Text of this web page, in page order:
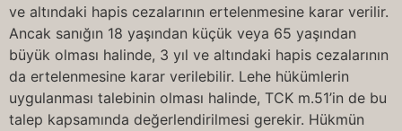
ve altındaki hapis cezalarının ertelenmesine karar verilir.
Ancak sanığın 18 yaşından küçük veya 65 yaşından
büyük olması halinde, 3 yıl ve altındaki hapis cezalarının
da ertelenmesine karar verilebilir. Lehe hükümlerin
uygulanması talebinin olması halinde, TCK m.51’in de bu
talep kapsamında değerlendirilmesi gerekir. Hükmün